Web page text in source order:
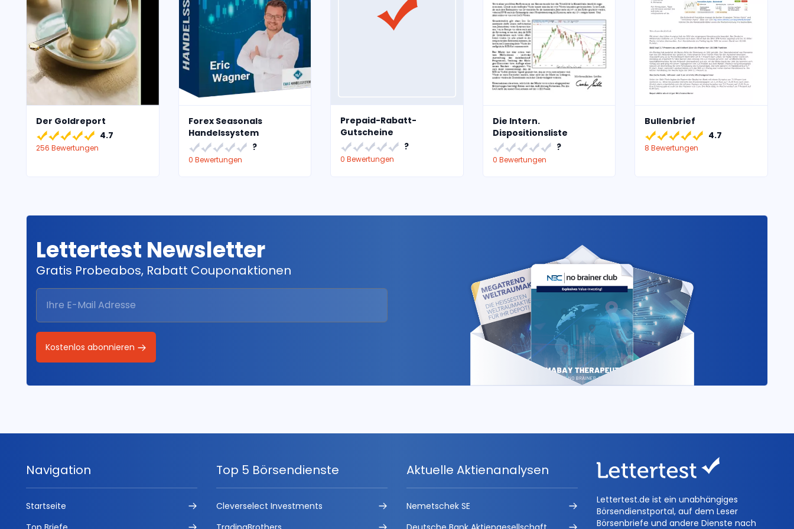
Der Goldreport
4.7
256 Bewertungen
Forex Seasonals
Handelssystem
?
0 Bewertungen
Prepaid-Rabatt-
Gutscheine
?
0 Bewertungen
Die Intern.
Dispositionsliste
?
0 Bewertungen
Bullenbrief
4.7
8 Bewertungen
Lettertest Newsletter
Gratis Probeabos, Rabatt Couponaktionen
Kostenlos abonnieren
Navigation
Startseite
Top 5 Börsendienste
Cleverselect Investments
Aktuelle Aktienanalysen
Nemetschek SE
Lettertest.de ist ein unabhängiges
Börsendienstportal, auf dem Leser
Börsenbriefe und andere Dienste nach